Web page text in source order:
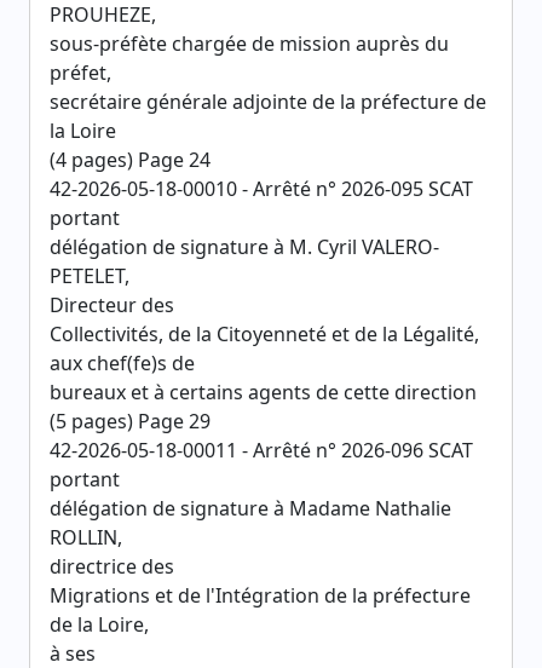
PROUHEZE,
sous-préfète chargée de mission auprès du
préfet,
secrétaire générale adjointe de la préfecture de
la Loire
(4 pages) Page 24
42-2026-05-18-00010 - Arrêté n° 2026-095 SCAT
portant
délégation de signature à M. Cyril VALERO-
PETELET,
Directeur des
Collectivités, de la Citoyenneté et de la Légalité,
aux chef(fe)s de
bureaux et à certains agents de cette direction
(5 pages) Page 29
42-2026-05-18-00011 - Arrêté n° 2026-096 SCAT
portant
délégation de signature à Madame Nathalie
ROLLIN,
directrice des
Migrations et de l'Intégration de la préfecture
de la Loire,
à ses